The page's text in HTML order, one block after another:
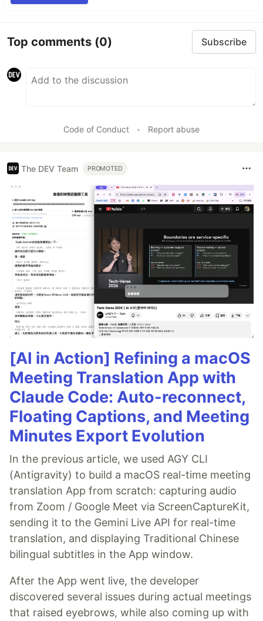
Top comments (0) Subscribe
Code of Conduct • Report abuse
The DEV Team PROMOTED
[AI in Action] Refining a macOS
Meeting Translation App with
Claude Code: Auto-reconnect,
Floating Captions, and Meeting
Minutes Export Evolution
In the previous article, we used AGY CLI
(Antigravity) to build a macOS real-time meeting
translation App from scratch: capturing audio
from Zoom / Google Meet via ScreenCaptureKit,
sending it to the Gemini Live API for real-time
translation, and displaying Traditional Chinese
bilingual subtitles in the App window.
After the App went live, the developer
discovered several issues during actual meetings
that raised eyebrows, while also coming up with